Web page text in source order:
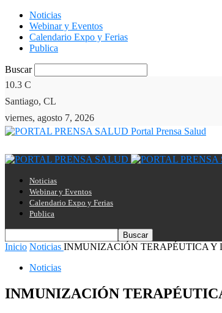
Noticias
Webinar y Eventos
Calendario Expo y Ferias
Publica
Buscar
10.3 C
Santiago, CL
viernes, agosto 7, 2026
Portal Prensa Salud
Noticias
Webinar y Eventos
Calendario Expo y Ferias
Publica
Inicio Noticias INMUNIZACIÓN TERAPÉUTICA Y
Noticias
INMUNIZACIÓN